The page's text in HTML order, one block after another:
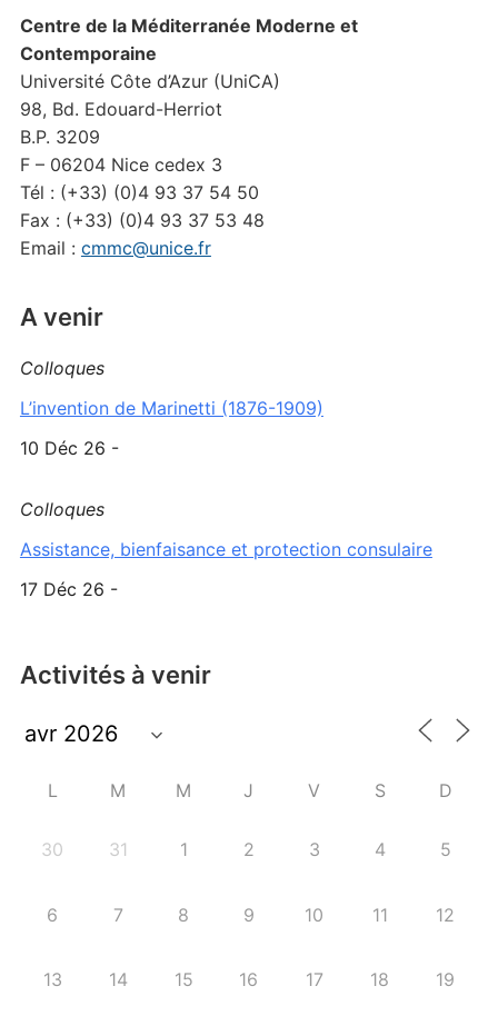
Centre de la Méditerranée Moderne et
Contemporaine
Université Côte d’Azur (UniCA)
98, Bd. Edouard-Herriot
B.P. 3209
F – 06204 Nice cedex 3
Tél : (+33) (0)4 93 37 54 50
Fax : (+33) (0)4 93 37 53 48
Email : cmmc@unice.fr
A venir
Colloques
L’invention de Marinetti (1876-1909)
10 Déc 26 -
Colloques
Assistance, bienfaisance et protection consulaire
17 Déc 26 -
Activités à venir
L M M J V S D
30 31 1 2 3 4 5
6 7 8 9 10 11 12
13 14 15 16 17 18 19